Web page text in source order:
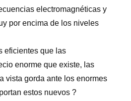
electromagnéticas y
por encima de los niveles
eficientes que las
enorme que existe, las
vista gorda ante los enormes
estos nuevos ?